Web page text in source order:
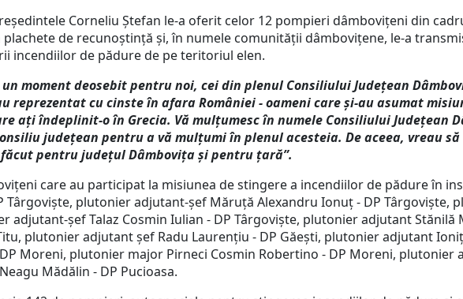
Corneliu Ștefan le-a oferit celor 12 pompieri dâmbovițeni din
plachete de recunoștință și, în numele comunității dâmbovițene, le-a
incendiilor de pădure de pe teritoriul elen.
un moment deosebit pentru noi, cei din plenul Consiliului Județean
reprezentat cu cinste în afara României - oameni care și-au asumat
ați îndeplinit-o în Grecia. Vă mulțumesc în numele Consiliului Județean
județean pentru a vă mulțumi în plenul acesteia. De aceea, vreau
pentru județul Dâmbovița și pentru țară”.
care au participat la misiunea de stingere a incendiilor de pădure în
Târgoviște, plutonier adjutant-șef Măruță Alexandru Ionuț - DP Târgoviște,
adjutant-șef Talaz Cosmin Iulian - DP Târgoviște, plutonier adjutant
plutonier adjutant șef Radu Laurențiu - DP Găești, plutonier adjutant
Moreni, plutonier major Pirneci Cosmin Robertino - DP Moreni, plutonier
Mădălin - DP Pucioasa.